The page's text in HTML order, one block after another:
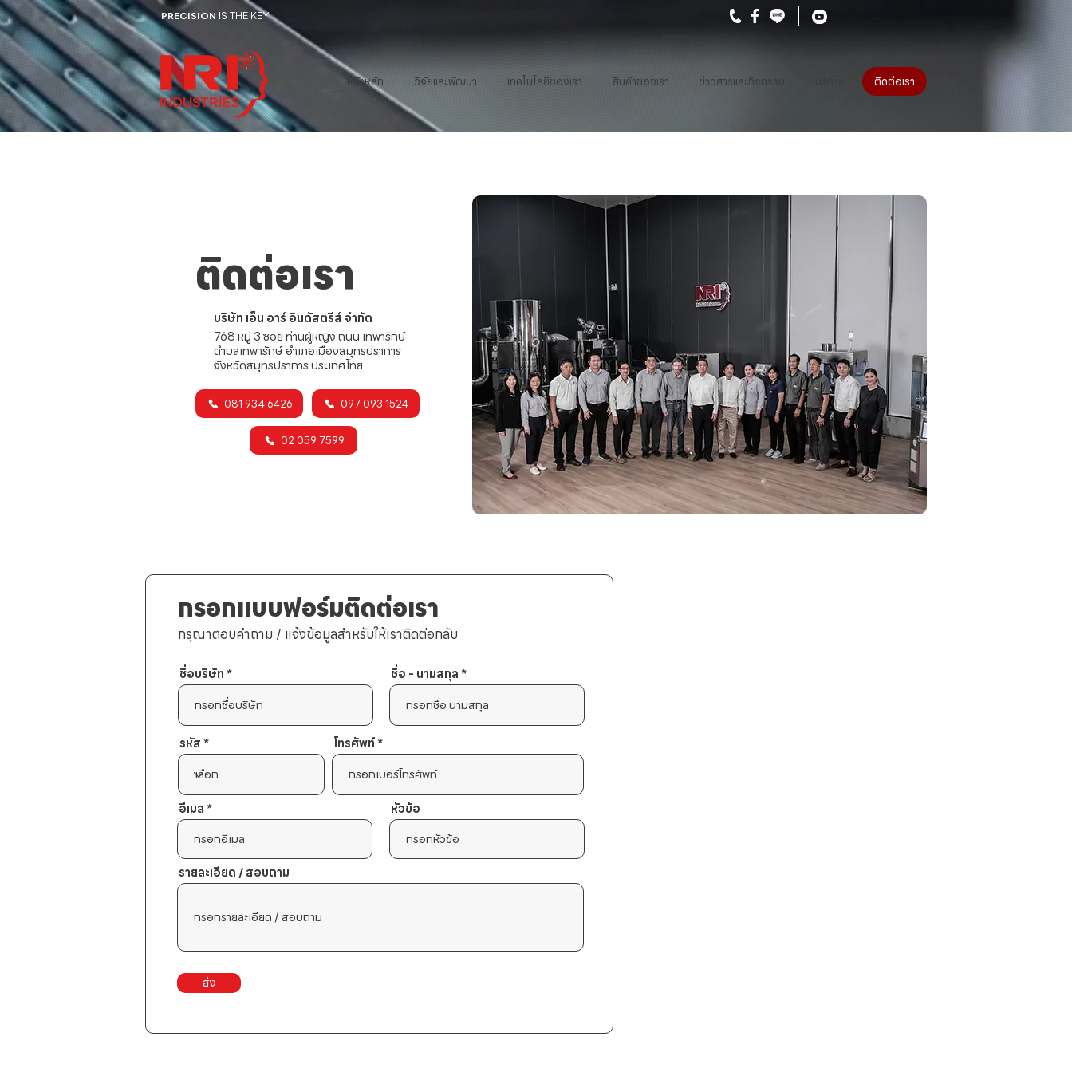
PRECISION IS THE KEY
หน้าหลัก วิจัยและพัฒนา เทคโนโลยีของเรา สินค้าของเรา ข่าวสารและกิจกรรม ติดต่อเรา
ติดต่อเรา
บริษัท เอ็น อาร์ อินดัสตรีส์ จำกัด
768 หมู่ 3 ซอย ท่านผู้หญิง ถนน เทพารักษ์
ตำบลเทพารักษ์ อำเภอเมืองสมุทรปราการ
จังหวัดสมุทรปราการ ประเทศไทย
081 934 6426 097 093 1524
02 059 7599
กรอกแบบฟอร์มติดต่อเรา
กรุณาตอบคำถาม / แจ้งข้อมูลสำหรับให้เราติดต่อกลับ
ชื่อบริษัท ชื่อ - นามสกุล
อีเมล
รหัส โทรศัพท์
หัวข้อ
รายละเอียด / สอบถาม
ส่ง